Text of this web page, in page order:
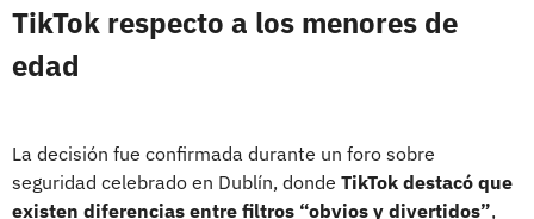
TikTok respecto a los menores de
edad
La decisión fue confirmada durante un foro sobre
seguridad celebrado en Dublín, donde TikTok destacó que
existen diferencias entre filtros “obvios y divertidos”,